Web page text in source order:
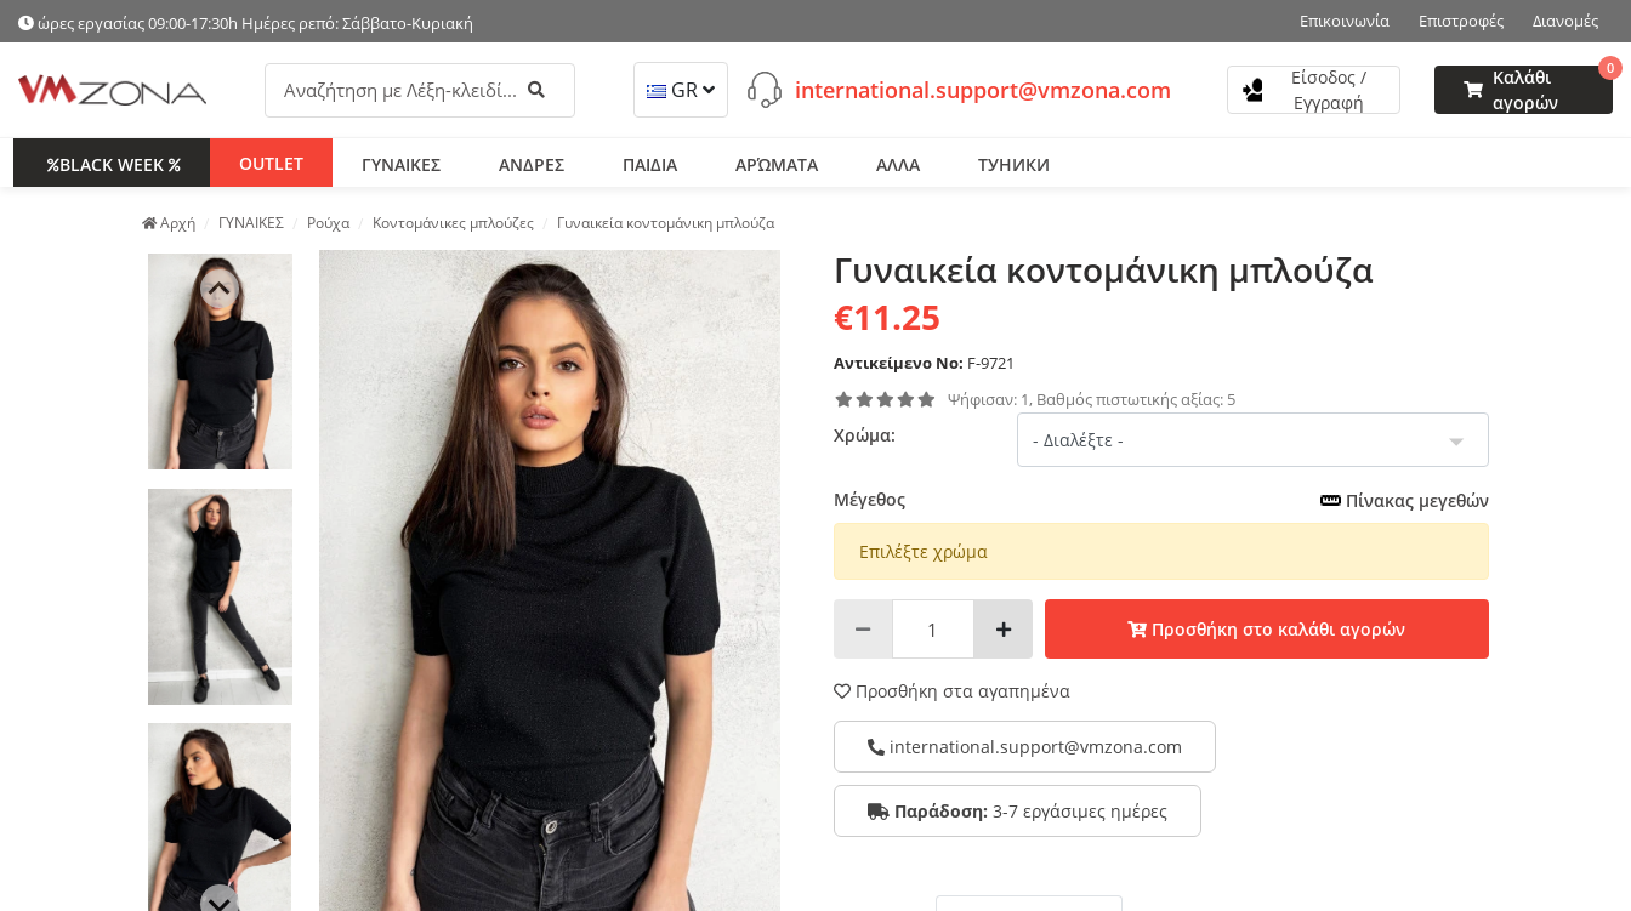
ώρες εργασίας 09:00-17:30h Ημέρες ρεπό: Σάββατο-Κυριακή Επικοινωνία Επιστροφές Διανομές
Αναζήτηση GR international.support@vmzona.com
Είσοδος /
Εγγραφή
Καλάθι
αγορών
0
BLACK WEEK OUTLET ΓΥΝΑΙΚΕΣ ΑΝΔΡΕΣ ΠΑΙΔΙΑ ΑΡΏΜΑΤΑ ΑΛΛΑ ТУНИКИ
Аρχή ΓΥΝΑΙΚΕΣ Ρούχα Κοντομάνικες μπλούζες Γυναικεία κοντομάνικη μπλούζα
Γυναικεία κοντομάνικη μπλούζα
€11.25
Αντικείμενο No: F-9721
Ψήφισαν: 1, Βαθμός πιστωτικής αξίας: 5
Χρώμα:
Μέγεθος Πίνακας μεγεθών
Επιλέξτε χρώμα
Προσθήκη στο καλάθι αγορών
Προσθήκη στα αγαπημένα
international.support@vmzona.com
Παράδοση: 3-7 εργάσιμες ημέρες